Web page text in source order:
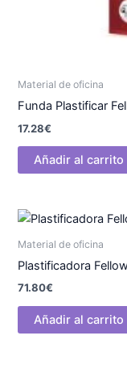
Material de oficina
Funda Plastificar
17.28€
Añadir al carrito
Material de oficina
Plastificadora
71.80€
Añadir al carrito